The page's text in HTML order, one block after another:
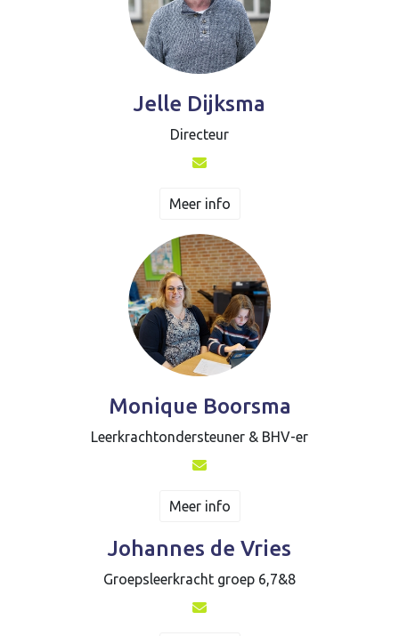
Jelle Dijksma
Directeur
Meer info
Monique Boorsma
Leerkrachtondersteuner & BHV-er
Meer info
Johannes de Vries
Groepsleerkracht groep 6,7&8